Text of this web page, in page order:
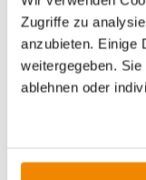
Zugriffe zu
anzubieten. Einige
weitergegeben.
ablehnen oder